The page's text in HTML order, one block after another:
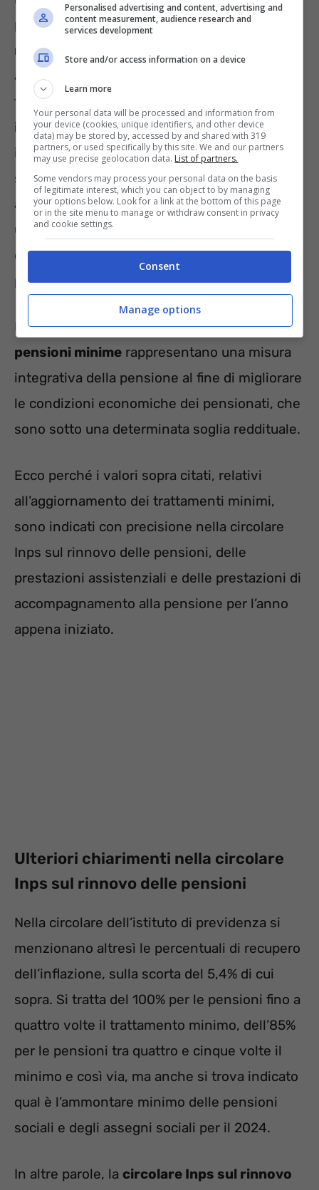
permette l’aumento periodico dellepensioni
minime
all’inflazione e al costo della vita. Forse non
tutti sanno che la pensione minima, o
integrazione al trattamento minimo, fu
introdotta dalla legge n. 638 del 1983. Il testo
se ne occupò compiutamente e dispose
all’art. 6 il diritto del pensionato a conseguire
un assegno, che contribuisca ad una vita
dignitosa (pur tenuto conto dei requisiti per la
pensione minima correlati al reddito).
In sintesi, la legge vigente indica che le
pensioni minime rappresentano una misura
integrativa della pensione al fine di migliorare
le condizioni economiche dei pensionati, che
sono sotto una determinata soglia reddituale.
Ecco perché i valori sopra citati, relativi
all’aggiornamento dei trattamenti minimi,
sono indicati con precisione nella circolare
Inps sul rinnovo delle pensioni, delle
prestazioni assistenziali e delle prestazioni di
accompagnamento alla pensione per l’anno
appena iniziato.
Ulteriori chiarimenti nella circolare
Inps sul rinnovo delle pensioni
Nella circolare dell’istituto di previdenza si
menzionano altresì le percentuali di recupero
dell’inflazione, sulla scorta del 5,4% di cui
sopra. Si tratta del 100% per le pensioni fino a
quattro volte il trattamento minimo, dell’85%
per le pensioni tra quattro e cinque volte il
minimo e così via, ma anche si trova indicato
qual è l’ammontare minimo delle pensioni
sociali e degli assegni sociali per il 2024.
In altre parole, la circolare Inps sul rinnovo
Personalised advertising and content, advertising and
content measurement, audience research and
services development
Store and/or access information on a device
Learn more
Your personal data will be processed and information from
your device (cookies, unique identifiers, and other device
data) may be stored by, accessed by and shared with 319
partners, or used specifically by this site. We and our partners
may use precise geolocation data. List of partners.
Some vendors may process your personal data on the basis
of legitimate interest, which you can object to by managing
your options below. Look for a link at the bottom of this page
or in the site menu to manage or withdraw consent in privacy
and cookie settings.
Consent
Manage options